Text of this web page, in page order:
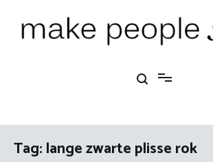
Tag:lange zwarte plisse rok